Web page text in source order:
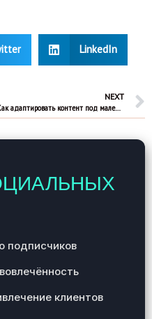
LinkedIn
NEXT
Как адаптировать контент под маленькие экраны телеграм
подписчиков
клиентов